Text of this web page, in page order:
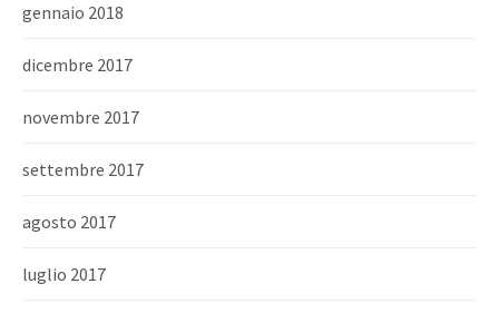
gennaio 2018
dicembre 2017
novembre 2017
settembre 2017
agosto 2017
luglio 2017